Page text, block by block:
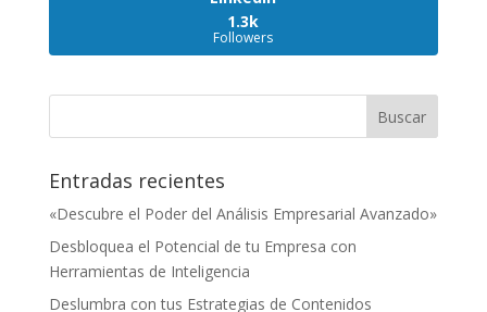
1.3k
Followers
Entradas recientes
«Descubre el Poder del Análisis Empresarial Avanzado»
Desbloquea el Potencial de tu Empresa con
Herramientas de Inteligencia
Deslumbra con tus Estrategias de Contenidos